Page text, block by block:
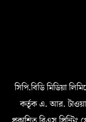
সিপি.বিডি মিডিয়া
কর্তৃক এ. আর.